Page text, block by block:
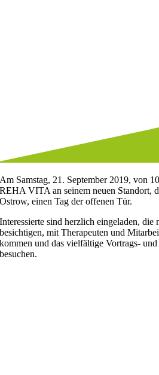
Am Samstag, 21. September 2019, von
REHA VITA an seinem neuen Standort,
Ostrow, einen Tag der offenen Tür.
Interessierte sind herzlich eingeladen, die
besichtigen, mit Therapeuten und
kommen und das vielfältige Vortrags-
besuchen.